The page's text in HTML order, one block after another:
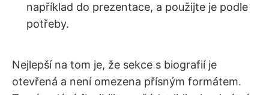
například do prezentace, a použijte je podle
potřeby.
Nejlepší na tom je, že sekce s biografií je
otevřená a není omezena přísným formátem.